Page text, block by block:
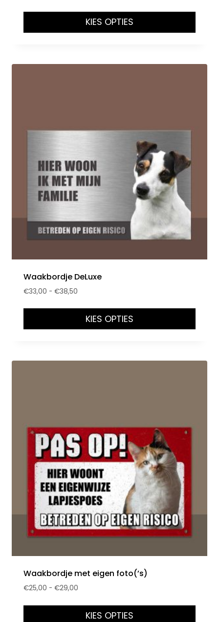
KIES OPTIES
Waakbordje DeLuxe
€33,00 - €38,50
KIES OPTIES
Waakbordje met eigen foto(’s)
€25,00 - €29,00
KIES OPTIES